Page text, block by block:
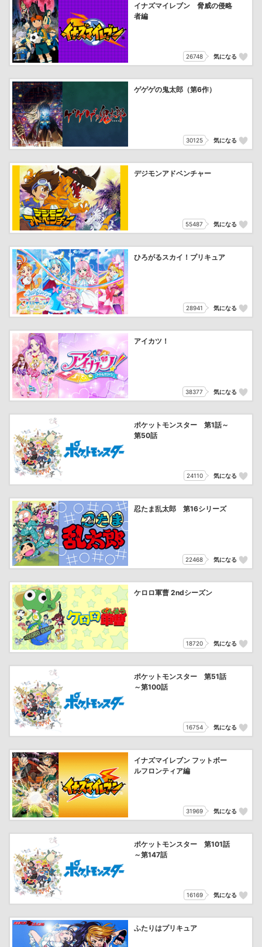
イナズマイレブン 脅威の侵略
者編
26748 気になる
ゲゲゲの鬼太郎（第6作）
30125 気になる
デジモンアドベンチャー
55487 気になる
ひろがるスカイ！プリキュア
28941 気になる
アイカツ！
38377 気になる
ポケットモンスター 第1話～
第50話
24110 気になる
忍たま乱太郎 第16シリーズ
22468 気になる
ケロロ軍曹 2ndシーズン
18720 気になる
ポケットモンスター 第51話
～第100話
16754 気になる
イナズマイレブン フットボー
ルフロンティア編
31969 気になる
ポケットモンスター 第101話
～第147話
16169 気になる
ふたりはプリキュア